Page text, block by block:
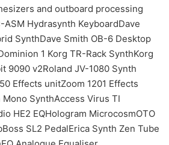
and outboard processing
Hydrasynth KeyboardDave
SynthDave Smith OB-6 Desktop
1 Korg TR-Rack SynthKorg
9090 v2Roland JV-1080 Synth
Effects unitZoom 1201 Effects
SynthAccess Virus TI
HE2 EQHologram MicrocosmOTO
SL2 PedalErica Synth Zen Tube